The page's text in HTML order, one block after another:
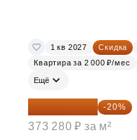
1 кв 2027 Скидка
Квартира за 2 000 ₽/мес
Ещё
24 935 104 ₽ -20%
373 280 ₽ за м²